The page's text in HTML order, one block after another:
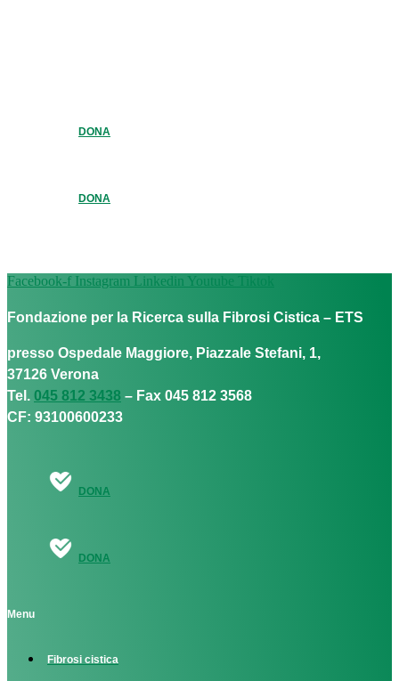
DONA
DONA
Facebook-f Instagram Linkedin Youtube Tiktok
Fondazione per la Ricerca sulla Fibrosi Cistica – ETS
presso Ospedale Maggiore, Piazzale Stefani, 1,
37126 Verona
Tel. 045 812 3438 – Fax 045 812 3568
CF: 93100600233
DONA
DONA
Menu
Fibrosi cistica